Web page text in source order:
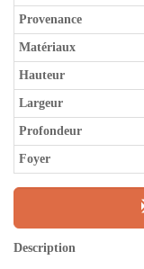
Provenance
Matériaux
Hauteur
Largeur
Profondeur
Foyer
Description